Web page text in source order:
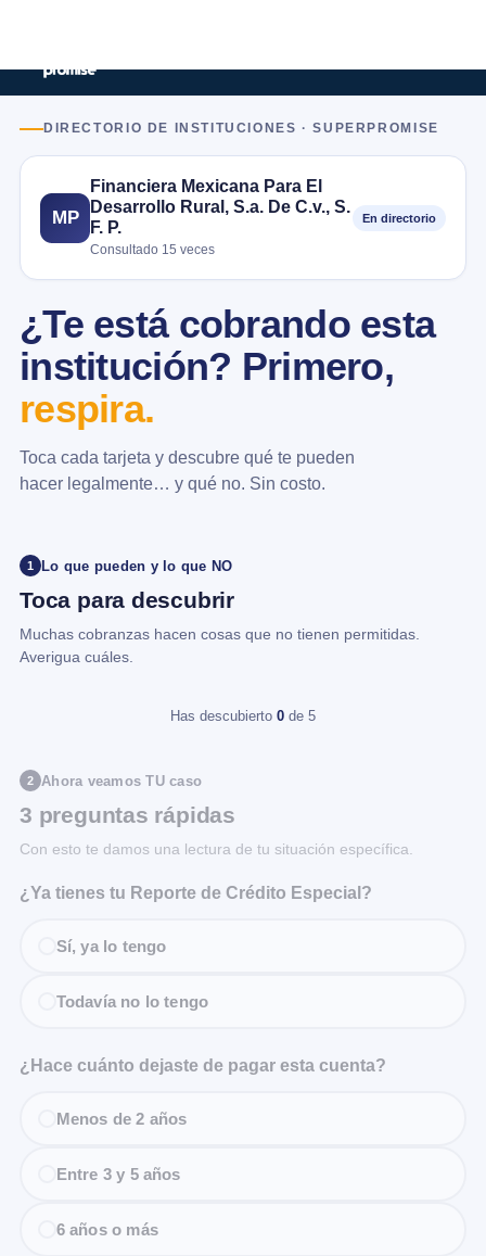
DIRECTORIO DE INSTITUCIONES · SUPERPROMISE
MP
Financiera Mexicana Para El
Desarrollo Rural, S.a. De C.v., S.
F. P.
Consultado 15 veces
En directorio
¿Te está cobrando esta
institución? Primero,
respira.
Toca cada tarjeta y descubre qué te pueden
hacer legalmente… y qué no. Sin costo.
1 Lo que pueden y lo que NO
Toca para descubrir
Muchas cobranzas hacen cosas que no tienen permitidas.
Averigua cuáles.
Has descubierto 0 de 5
2 Ahora veamos TU caso
3 preguntas rápidas
Con esto te damos una lectura de tu situación específica.
¿Ya tienes tu Reporte de Crédito Especial?
Sí, ya lo tengo
Todavía no lo tengo
¿Hace cuánto dejaste de pagar esta cuenta?
Menos de 2 años
Entre 3 y 5 años
6 años o más